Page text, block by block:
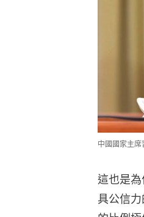
中國國家主席
這也是
具公信